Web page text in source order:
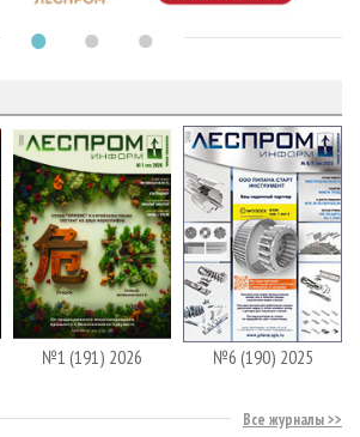
№1 (191) 2026 №6 (190) 2025
Все журналы